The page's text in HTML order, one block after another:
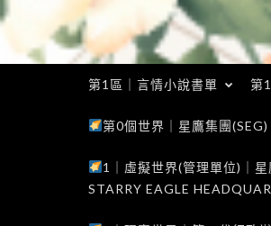
第1區｜言情小說書單 第
第0個世界｜星鷹集團
1｜虛擬世界(管理單位)｜
STARRY EAGLE